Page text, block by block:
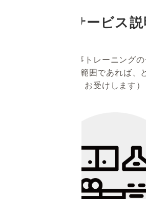
サービス説
家事トレーニング
（日常的な家事の範囲であれば、
お受けします）